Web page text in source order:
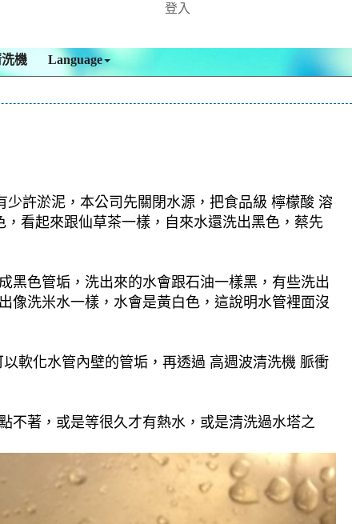
登入
機 Language
許淤泥，本公司先關閉水源，把食品級 檸檬酸 溶
看起來跟仙草茶一樣，自來水還洗出黑色，蔡先
黑色管垢，洗出來的水會跟石油一樣黑，有些洗出
像洗米水一樣，水會是黃白色，這說明水管裡面沒
軟化水管內壁的管垢，再透過 高週波清洗機 脈衝
不著，或是等很久才有熱水，或是清洗過水塔之